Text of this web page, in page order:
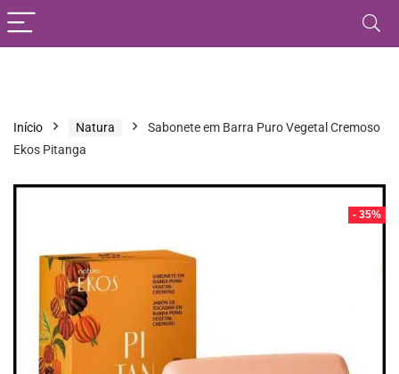
Início Natura
Sabonete em Barra Puro Vegetal Cremoso
Ekos Pitanga
- 35%